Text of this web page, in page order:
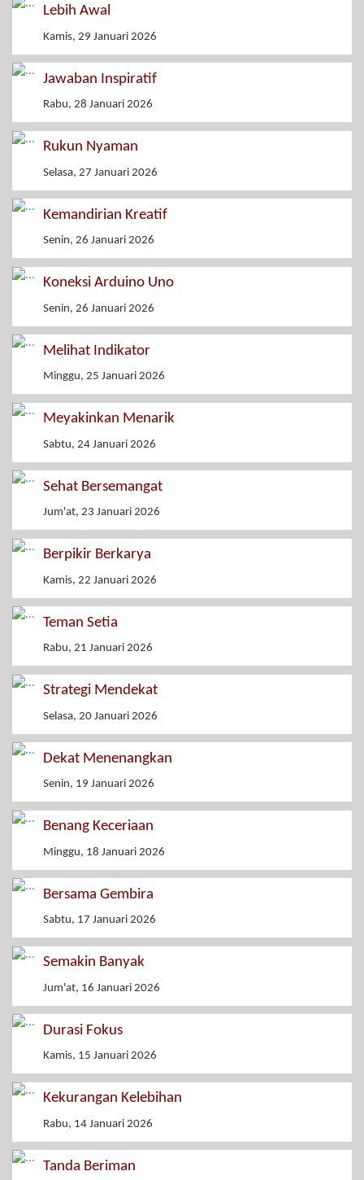
Lebih Awal
Kamis, 29 Januari 2026
Jawaban Inspiratif
Rabu, 28 Januari 2026
Rukun Nyaman
Selasa, 27 Januari 2026
Kemandirian Kreatif
Senin, 26 Januari 2026
Koneksi Arduino Uno
Senin, 26 Januari 2026
Melihat Indikator
Minggu, 25 Januari 2026
Meyakinkan Menarik
Sabtu, 24 Januari 2026
Sehat Bersemangat
Jum'at, 23 Januari 2026
Berpikir Berkarya
Kamis, 22 Januari 2026
Teman Setia
Rabu, 21 Januari 2026
Strategi Mendekat
Selasa, 20 Januari 2026
Dekat Menenangkan
Senin, 19 Januari 2026
Benang Keceriaan
Minggu, 18 Januari 2026
Bersama Gembira
Sabtu, 17 Januari 2026
Semakin Banyak
Jum'at, 16 Januari 2026
Durasi Fokus
Kamis, 15 Januari 2026
Kekurangan Kelebihan
Rabu, 14 Januari 2026
Tanda Beriman